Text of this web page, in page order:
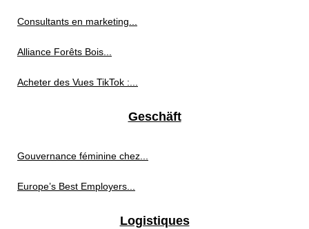
Consultants en marketing...
Alliance Forêts Bois...
Acheter des Vues TikTok :...
Geschäft
Gouvernance féminine chez...
Europe’s Best Employers...
Logistiques